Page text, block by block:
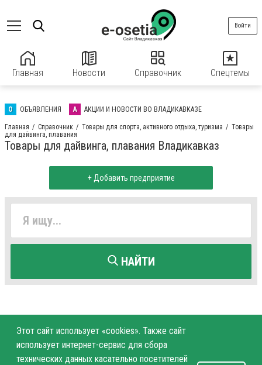
Главная Новости Справочник Спецтемы
Войти
О ОБЪЯВЛЕНИЯ А АКЦИИ И НОВОСТИ ВО ВЛАДИКАВКАЗЕ
Главная Справочник Товары для спорта, активного отдыха, туризма
Товары
для дайвинга, плавания
Товары для дайвинга, плавания Владикавказ
+ Добавить предприятие
НАЙТИ
Этот сайт использует «cookies». Также сайт
использует интернет-сервис для сбора
технических данных касательно посетителей